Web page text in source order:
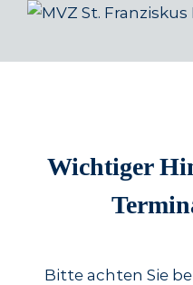
Zum
springen
Wichtiger
Bitte achten Sie